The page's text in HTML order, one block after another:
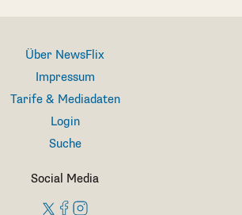
Über NewsFlix
Impressum
Tarife & Mediadaten
Login
Suche
Social Media